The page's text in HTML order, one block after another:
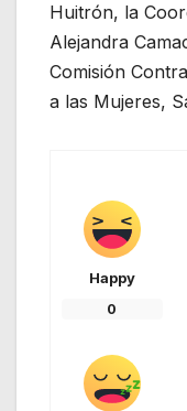
Huitrón, la
Alejandra
Comisión
a las Mujeres,
Happy
0